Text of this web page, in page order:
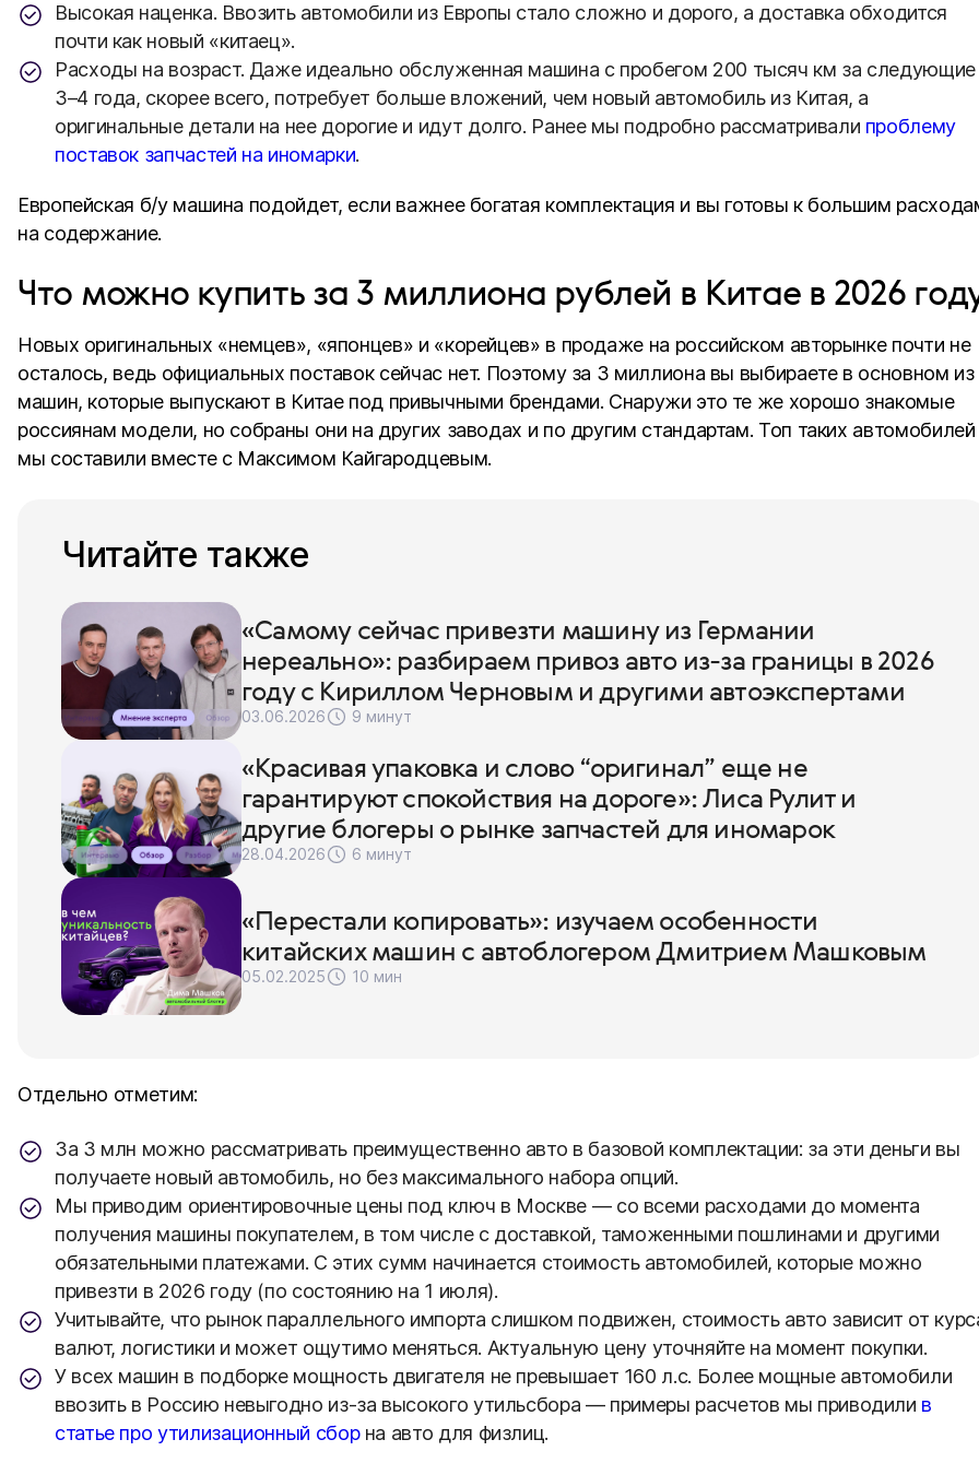
Высокая наценка. Ввозить автомобили из Европы стало сложно и дорого, а доставка обходится
почти как новый «китаец».
Расходы на возраст. Даже идеально обслуженная машина с пробегом 200 тысяч км за следующие
3–4 года, скорее всего, потребует больше вложений, чем новый автомобиль из Китая, а
оригинальные детали на нее дорогие и идут долго. Ранее мы подробно рассматривали проблему
поставок запчастей на иномарки.
Европейская б/у машина подойдет, если важнее богатая комплектация и вы готовы к большим
на содержание.
Что можно купить за 3 миллиона рублей в Китае в 2026
Новых оригинальных «немцев», «японцев» и «корейцев» в продаже на российском авторынке почти не
осталось, ведь официальных поставок сейчас нет. Поэтому за 3 миллиона вы выбираете в основном из
машин, которые выпускают в Китае под привычными брендами. Снаружи это те же хорошо знакомые
россиянам модели, но собраны они на других заводах и по другим стандартам. Топ таких автомобилей
мы составили вместе с Максимом Кайгародцевым.
Читайте также
«Самому сейчас привезти машину из Германии
нереально»: разбираем привоз авто из-за границы в 2026
году с Кириллом Черновым и другими автоэкспертами
03.06.2026 9 минут
«Красивая упаковка и слово “оригинал” еще не
гарантируют спокойствия на дороге»: Лиса Рулит и
другие блогеры о рынке запчастей для иномарок
28.04.2026 6 минут
«Перестали копировать»: изучаем особенности
китайских машин с автоблогером Дмитрием Машковым
05.02.2025 10 мин
Отдельно отметим:
За 3 млн можно рассматривать преимущественно авто в базовой комплектации: за эти деньги вы
получаете новый автомобиль, но без максимального набора опций.
Мы приводим ориентировочные цены под ключ в Москве — со всеми расходами до момента
получения машины покупателем, в том числе с доставкой, таможенными пошлинами и другими
обязательными платежами. С этих сумм начинается стоимость автомобилей, которые можно
привезти в 2026 году (по состоянию на 1 июля).
Учитывайте, что рынок параллельного импорта слишком подвижен, стоимость авто зависит от
валют, логистики и может ощутимо меняться. Актуальную цену уточняйте на момент покупки.
У всех машин в подборке мощность двигателя не превышает 160 л.с. Более мощные автомобили
ввозить в Россию невыгодно из-за высокого утильсбора — примеры расчетов мы приводили в
статье про утилизационный сборна авто для физлиц.